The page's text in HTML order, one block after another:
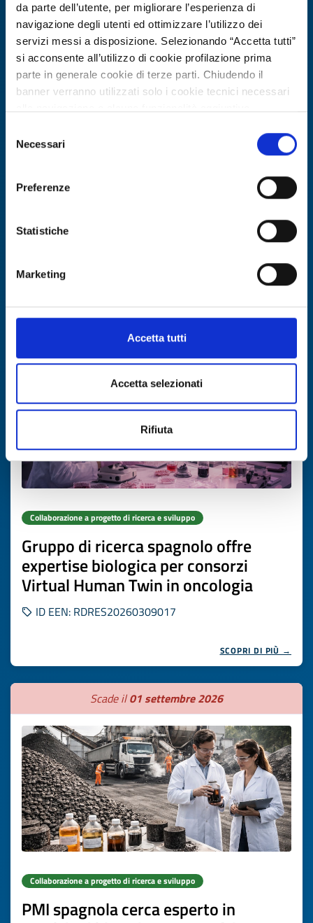
da parte dell’utente, per migliorare l’esperienza di
navigazione degli utenti ed ottimizzare l’utilizzo dei
servizi messi a disposizione. Selezionando “Accetta tutti”
si acconsente all’utilizzo di cookie profilazione prima
parte in generale cookie di terze parti. Chiudendo il
banner verranno utilizzati solo i cookie tecnici necessari
Per conoscere i dettagli, consulta la nostra cookie policy.
https://www.openinnovation.regione.lombardia.it/it/co
https://www.openinnovation.regione.lombardia.it/it/pr
delNecessari
Preferenze
Statistiche
Marketing
Accetta tutti
Accetta selezionati
Rifiuta
Università tedesca cerca partner per
meccanica della frattura in Horizon
Europe Cluster 4
SCOPRI DI PIÙ →
Scade il11 settembre 2026
Collaborazione a progetto di ricerca e sviluppo
Gruppo di ricerca spagnolo offre
expertise biologica per consorzi
Virtual Human Twin in oncologia
ID EEN: RDRES20260309017
SCOPRI DI PIÙ →
Scade il01 settembre 2026
Collaborazione a progetto di ricerca e sviluppo
PMI spagnola cerca esperto in